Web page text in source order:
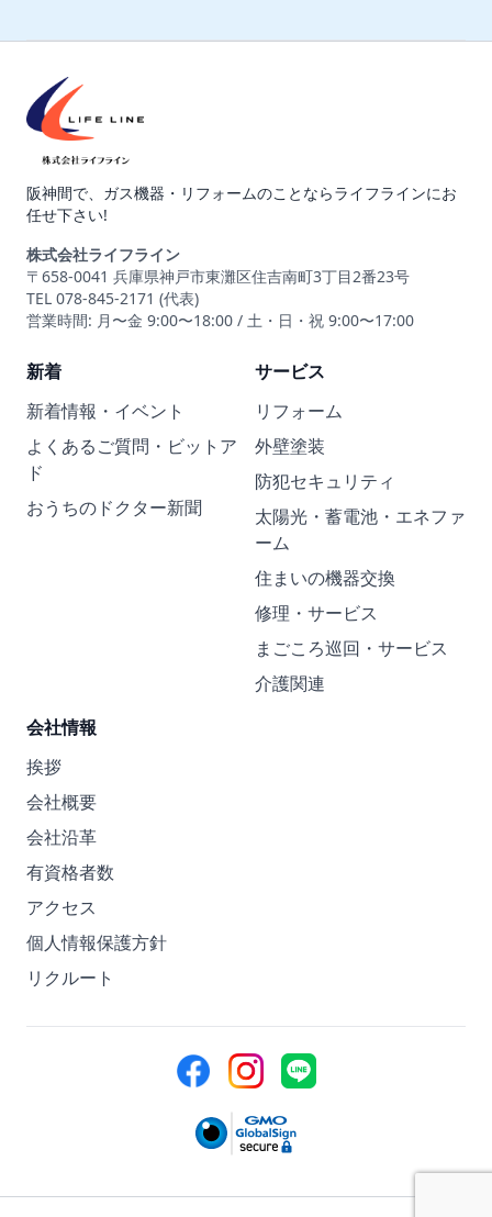
阪神間で、ガス機器・リフォームのことならライフラインにお
任せ下さい!
株式会社ライフライン
〒658-0041 兵庫県神戸市東灘区住吉南町3丁目2番23号
TEL 078-845-2171 (代表)
営業時間: 月〜金 9:00〜18:00 / 土・日・祝 9:00〜17:00
新着
新着情報・イベント
よくあるご質問・ビットア
ド
おうちのドクター新聞
サービス
リフォーム
外壁塗装
防犯セキュリティ
太陽光・蓄電池・エネファ
ーム
住まいの機器交換
修理・サービス
まごころ巡回・サービス
介護関連
会社情報
挨拶
会社概要
会社沿革
有資格者数
アクセス
個人情報保護方針
リクルート